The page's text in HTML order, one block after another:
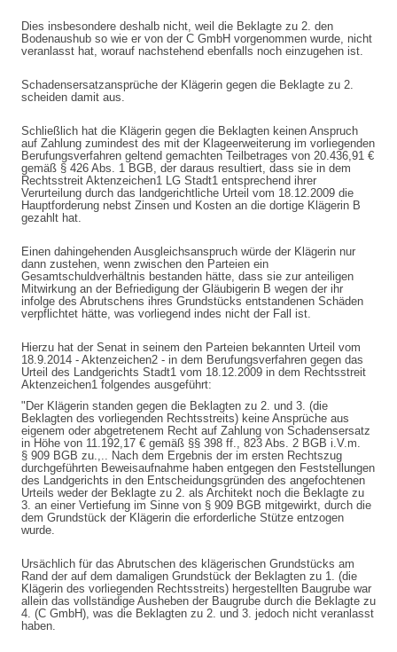
Dies insbesondere deshalb nicht, weil die Beklagte zu 2. den
Bodenaushub so wie er von der C GmbH vorgenommen wurde, nicht
veranlasst hat, worauf nachstehend ebenfalls noch einzugehen ist.
Schadensersatzansprüche der Klägerin gegen die Beklagte zu 2.
scheiden damit aus.
Schließlich hat die Klägerin gegen die Beklagten keinen Anspruch
auf Zahlung zumindest des mit der Klageerweiterung im vorliegenden
Berufungsverfahren geltend gemachten Teilbetrages von 20.436,91 €
gemäß § 426 Abs. 1 BGB, der daraus resultiert, dass sie in dem
Rechtsstreit Aktenzeichen1 LG Stadt1 entsprechend ihrer
Verurteilung durch das landgerichtliche Urteil vom 18.12.2009 die
Hauptforderung nebst Zinsen und Kosten an die dortige Klägerin B
gezahlt hat.
Einen dahingehenden Ausgleichsanspruch würde der Klägerin nur
dann zustehen, wenn zwischen den Parteien ein
Gesamtschuldverhältnis bestanden hätte, dass sie zur anteiligen
Mitwirkung an der Befriedigung der Gläubigerin B wegen der ihr
infolge des Abrutschens ihres Grundstücks entstandenen Schäden
verpflichtet hätte, was vorliegend indes nicht der Fall ist.
Hierzu hat der Senat in seinem den Parteien bekannten Urteil vom
18.9.2014 - Aktenzeichen2 - in dem Berufungsverfahren gegen das
Urteil des Landgerichts Stadt1 vom 18.12.2009 in dem Rechtsstreit
Aktenzeichen1 folgendes ausgeführt:
"Der Klägerin standen gegen die Beklagten zu 2. und 3. (die
Beklagten des vorliegenden Rechtsstreits) keine Ansprüche aus
eigenem oder abgetretenem Recht auf Zahlung von Schadensersatz
in Höhe von 11.192,17 € gemäß §§ 398 ff., 823 Abs. 2 BGB i.V.m.
§ 909 BGB zu.,.. Nach dem Ergebnis der im ersten Rechtszug
durchgeführten Beweisaufnahme haben entgegen den Feststellungen
des Landgerichts in den Entscheidungsgründen des angefochtenen
Urteils weder der Beklagte zu 2. als Architekt noch die Beklagte zu
3. an einer Vertiefung im Sinne von § 909 BGB mitgewirkt, durch die
dem Grundstück der Klägerin die erforderliche Stütze entzogen
wurde.
Ursächlich für das Abrutschen des klägerischen Grundstücks am
Rand der auf dem damaligen Grundstück der Beklagten zu 1. (die
Klägerin des vorliegenden Rechtsstreits) hergestellten Baugrube war
allein das vollständige Ausheben der Baugrube durch die Beklagte zu
4. (C GmbH), was die Beklagten zu 2. und 3. jedoch nicht veranlasst
haben.